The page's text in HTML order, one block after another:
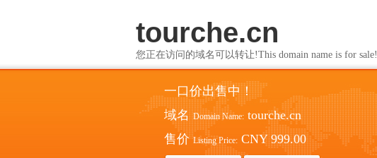
tourche.cn
您正在访问的域名可以转让!This domain name is for sale!
一口价出售中！
域名 Domain Name: tourche.cn
售价 Listing Price: CNY 999.00